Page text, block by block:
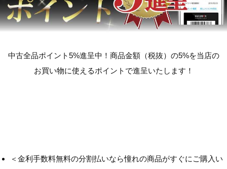
中古全品ポイント5%進呈中！商品金額（税抜）の5%を当店の
お買い物に使えるポイントで進呈いたします！
＜金利手数料無料の分割払いなら憧れの商品がすぐにご購入い